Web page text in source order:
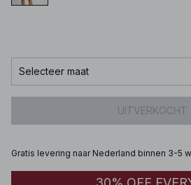
Selecteer maat
UITVERKOCHT
Gratis levering naar Nederland binnen 3-5